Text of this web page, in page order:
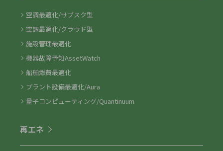
空調最適化/サブスク型
空調最適化/クラウド型
施設管理最適化
機器故障予知AssetWatch
船舶燃費最適化
プラント設備最適化/Aura
量子コンピューティング/Quantinuum
再エネ